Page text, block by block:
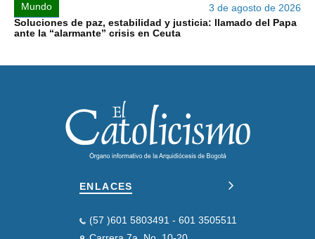
Mundo
3 de agosto de 2026
Soluciones de paz, estabilidad y justicia: llamado del Papa
ante la “alarmante” crisis en Ceuta
ENLACES
(57 )601 5803491 - 601 3505511